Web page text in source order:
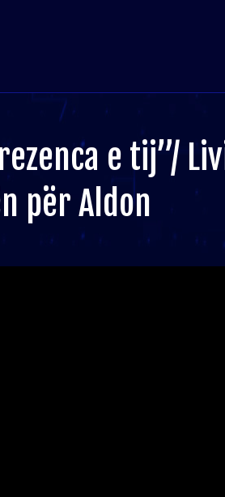
e tij”/
për Aldon